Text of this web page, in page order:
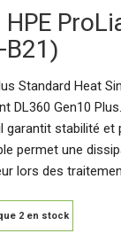
B21)
Standard Heat
DL360 Gen10
garantit stabilité et
permet une
lors des
2 en stock